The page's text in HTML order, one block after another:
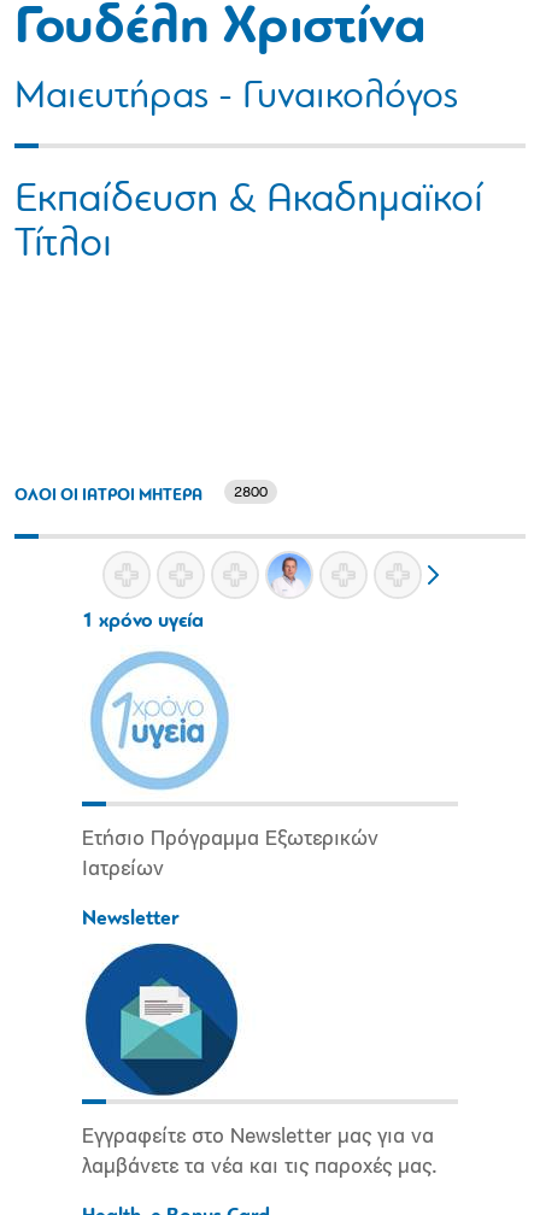
Γουδέλη Χριστίνα
Μαιευτήρας - Γυναικολόγος
Εκπαίδευση & Ακαδημαϊκοί
Τίτλοι
ΟΛΟΙ ΟΙ ΙΑΤΡΟΙ ΜΗΤΕΡΑ 2800
1 χρόνο υγεία
Ετήσιο Πρόγραμμα Εξωτερικών
Ιατρείων
Newsletter
Εγγραφείτε στο Newsletter μας για να
λαμβάνετε τα νέα και τις παροχές μας.